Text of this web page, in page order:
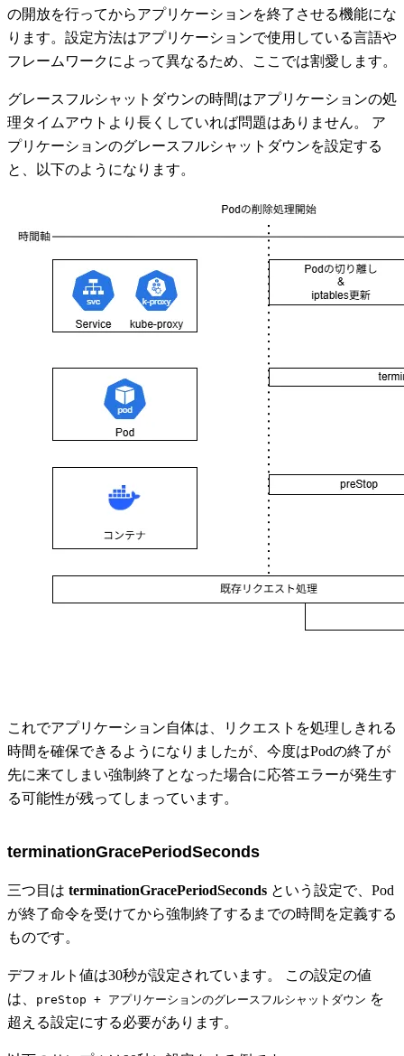
の開放を行ってからアプリケーションを終了させる機能にな
ります。設定方法はアプリケーションで使用している言語や
フレームワークによって異なるため、ここでは割愛します。
グレースフルシャットダウンの時間はアプリケーションの処
理タイムアウトより長くしていれば問題はありません。 ア
プリケーションのグレースフルシャットダウンを設定する
と、以下のようになります。
これでアプリケーション自体は、リクエストを処理しきれる
時間を確保できるようになりましたが、今度はPodの終了が
先に来てしまい強制終了となった場合に応答エラーが発生す
る可能性が残ってしまっています。
terminationGracePeriodSeconds
三つ目は terminationGracePeriodSeconds という設定で、Pod
が終了命令を受けてから強制終了するまでの時間を定義する
ものです。
デフォルト値は30秒が設定されています。 この設定の値
は、
preStop + アプリケーションのグレースフルシャットダウン を
超える設定にする必要があります。